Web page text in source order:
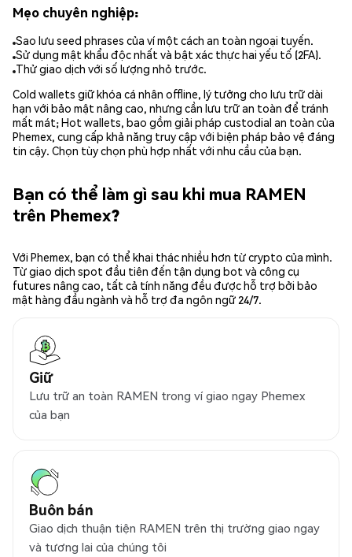
Mẹo chuyên nghiệp:
Sao lưu seed phrases của ví một cách an toàn ngoại tuyến.
Sử dụng mật khẩu độc nhất và bật xác thực hai yếu tố (2FA).
Thử giao dịch với số lượng nhỏ trước.
Cold wallets giữ khóa cá nhân offline, lý tưởng cho lưu trữ dài
hạn với bảo mật nâng cao, nhưng cần lưu trữ an toàn để tránh
mất mát; Hot wallets, bao gồm giải pháp custodial an toàn của
Phemex, cung cấp khả năng truy cập với biện pháp bảo vệ đáng
tin cậy. Chọn tùy chọn phù hợp nhất với nhu cầu của bạn.
Bạn có thể làm gì sau khi mua RAMEN
trên Phemex?
Với Phemex, bạn có thể khai thác nhiều hơn từ crypto của mình.
Từ giao dịch spot đầu tiên đến tận dụng bot và công cụ
futures nâng cao, tất cả tính năng đều được hỗ trợ bởi bảo
mật hàng đầu ngành và hỗ trợ đa ngôn ngữ 24/7.
Giữ
Lưu trữ an toàn RAMEN trong ví giao ngay Phemex
của bạn
Buôn bán
Giao dịch thuận tiện RAMEN trên thị trường giao ngay
và tương lai của chúng tôi